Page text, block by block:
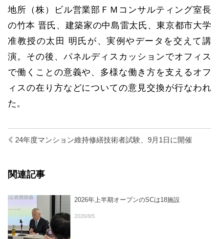
地所（株）ビル営業部ＦＭコンサルティング室長
の竹本 晋氏、建築家の中島雷太氏、東京都市大学
准教授の太田 明氏が、実例やデータを交えて講
演。その後、パネルディスカッションでオフィス
で働くことの意義や、多様な働き方を支えるオフ
ィスの在り方などについての意見交換が行なわれ
た。
24年度マンション維持修繕技術者試験、9月1日に開催
関連記事
2026年上半期オープンのSCは18施設
2026/8/5